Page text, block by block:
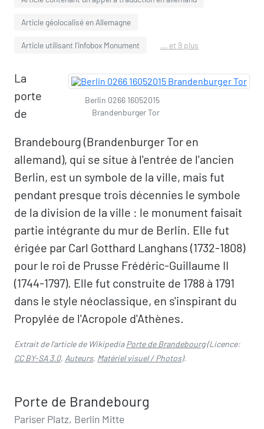
Article géolocalisé en Allemagne
Article utilisant l'infobox Monument ... et 9 plus
Berlin 0266 16052015
Brandenburger Tor
La
porte
de
Brandebourg (Brandenburger Tor en
allemand), qui se situe à l'entrée de l'ancien
Berlin, est un symbole de la ville, mais fut
pendant presque trois décennies le symbole
de la division de la ville : le monument faisait
partie intégrante du mur de Berlin. Elle fut
érigée par Carl Gotthard Langhans (1732-1808)
pour le roi de Prusse Frédéric-Guillaume II
(1744-1797). Elle fut construite de 1788 à 1791
dans le style néoclassique, en s'inspirant du
Propylée de l'Acropole d'Athènes.
Extrait de l'article de WikipediaPorte de Brandebourg(Licence:
CC BY-SA 3.0, Auteurs, Matériel visuel / Photos).
Porte de Brandebourg
Pariser Platz, Berlin Mitte